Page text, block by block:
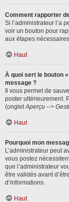
Comment rapporter
Si l’administrateur l’a
voir un bouton pour
aux étapes
Haut
À quoi sert le bouton
message ?
Il vous permet de
poster ultérieurement.
(ongletAperçu -->
Haut
Pourquoi mon
L’administrateur peut
vous postez
que l’administrateur
être validés avant
d’informations.
Haut